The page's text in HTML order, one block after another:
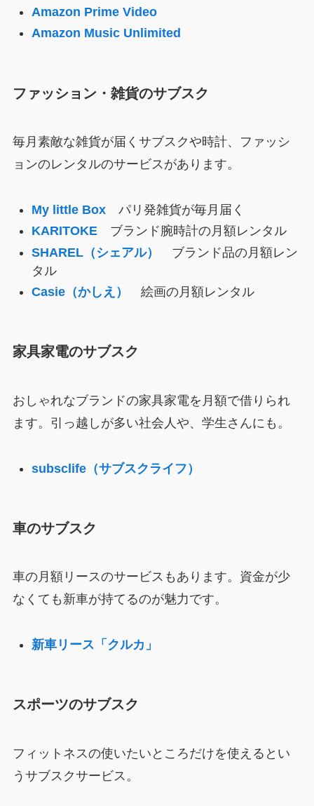
Amazon Prime Video
Amazon Music Unlimited
ファッション・雑貨のサブスク
毎月素敵な雑貨が届くサブスクや時計、ファッシ
ョンのレンタルのサービスがあります。
My little Boxパリ発雑貨が毎月届く
KARITOKEブランド腕時計の月額レンタル
SHAREL（シェアル）
ブランド品の月額レン
タル
Casie（かしえ）
絵画の月額レンタル
家具家電のサブスク
おしゃれなブランドの家具家電を月額で借りられ
ます。引っ越しが多い社会人や、学生さんにも。
subsclife（サブスクライフ）
車のサブスク
車の月額リースのサービスもあります。資金が少
なくても新車が持てるのが魅力です。
新車リース「クルカ」
スポーツのサブスク
フィットネスの使いたいところだけを使えるとい
うサブスクサービス。